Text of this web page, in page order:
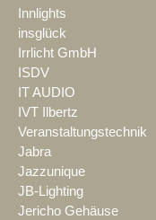
Innlights
insglück
Irrlicht GmbH
ISDV
IT AUDIO
IVT Ilbertz
Veranstaltungstechnik
Jabra
Jazzunique
JB-Lighting
Jericho Gehäuse